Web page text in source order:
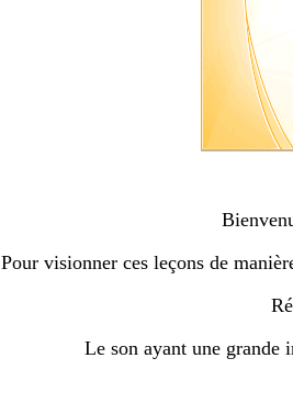
Pour visionner ces leçons de
Le son ayant une grande